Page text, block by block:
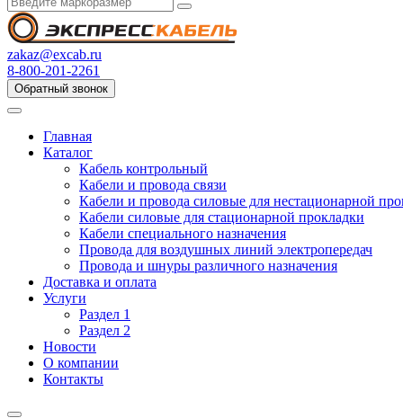
zakaz@excab.ru
8-800-201-2261
Обратный звонок
Главная
Каталог
Кабель контрольный
Кабели и провода связи
Кабели и провода силовые для нестационарной
Кабели силовые для стационарной прокладки
Кабели специального назначения
Провода для воздушных линий электропередач
Провода и шнуры различного назначения
Доставка и оплата
Услуги
Раздел 1
Раздел 2
Новости
О компании
Контакты